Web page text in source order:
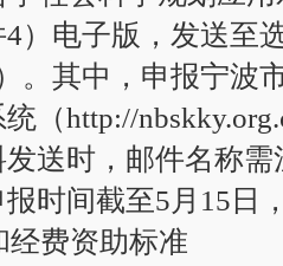
）电子版，发送至
。其中，申报宁波
（http://
送时，邮件名称需
时间截至5月15日
经费资助标准